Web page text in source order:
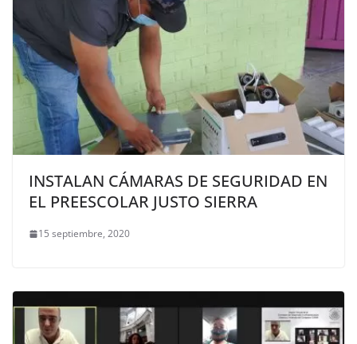
INSTALAN CÁMARAS DE SEGURIDAD EN
EL PREESCOLAR JUSTO SIERRA
15 septiembre, 2020